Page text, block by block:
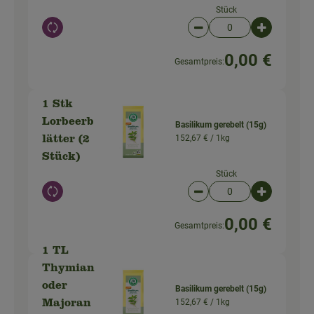
Auswahl ändern
Stück
Artikelanzahl
Gesamtpreis:0,00 €
1 Stk
Lorbeerb
lätter (2
Stück)
Auswahl ändern
Basilikum gerebelt (15g)
152,67 € / 1kg
Stück
Artikelanzahl
Gesamtpreis:0,00 €
1 TL
Thymian
oder
Majoran
Basilikum gerebelt (15g)
152,67 € / 1kg